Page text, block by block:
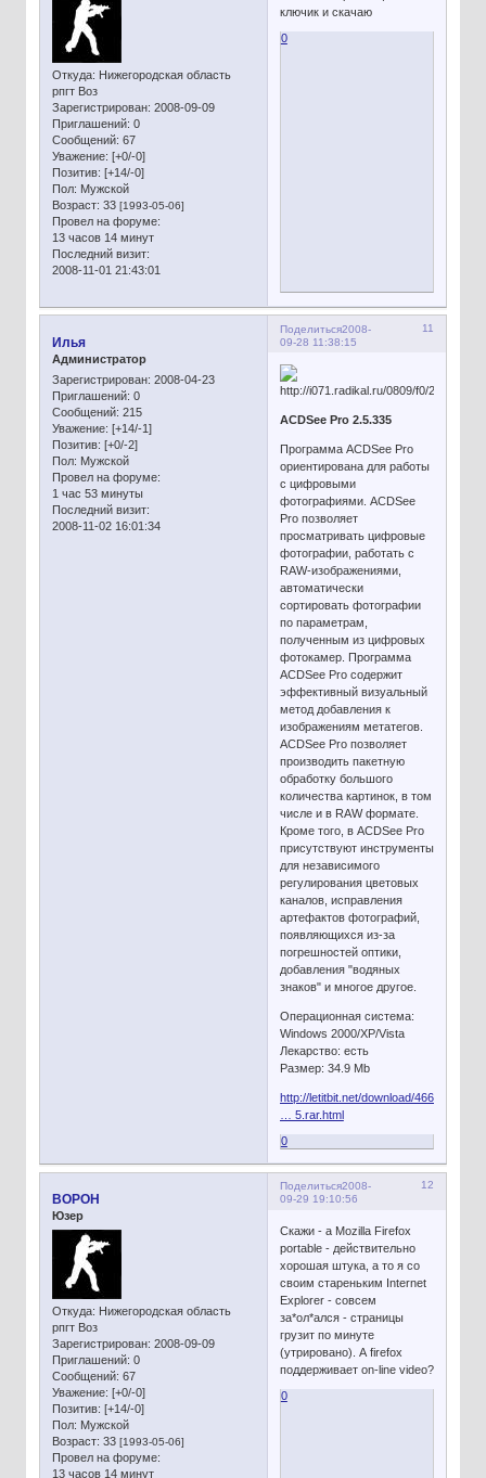
Откуда: Нижегородская область
рпгт Воз
Зарегистрирован: 2008-09-09
Приглашений: 0
Сообщений: 67
Уважение: [+0/-0]
Позитив: [+14/-0]
Пол: Мужской
Возраст: 33 [1993-05-06]
Провел на форуме:
13 часов 14 минут
Последний визит:
2008-11-01 21:43:01
ключик и скачаю
0
Поделиться 11
2008-
09-28 11:38:15
Илья
Администратор
Зарегистрирован: 2008-04-23
Приглашений: 0
Сообщений: 215
Уважение: [+14/-1]
Позитив: [+0/-2]
Пол: Мужской
Провел на форуме:
1 час 53 минуты
Последний визит:
2008-11-02 16:01:34
ACDSee Pro 2.5.335
Программа ACDSee Pro
ориентирована для работы
с цифровыми
фотографиями. ACDSee
Pro позволяет
просматривать цифровые
фотографии, работать с
RAW-изображениями,
автоматически
сортировать фотографии
по параметрам,
полученным из цифровых
фотокамер. Программа
ACDSee Pro содержит
эффективный визуальный
метод добавления к
изображениям метатегов.
ACDSee Pro позволяет
производить пакетную
обработку большого
количества картинок, в том
числе и в RAW формате.
Кроме того, в ACDSee Pro
присутствуют инструменты
для независимого
регулирования цветовых
каналов, исправления
артефактов фотографий,
появляющихся из-за
погрешностей оптики,
добавления "водяных
знаков" и многое другое.
Операционная система:
Windows 2000/XP/Vista
Лекарство: есть
Размер: 34.9 Mb
http://letitbit.net/download/4665483360
… 5.rar.html
0
Поделиться 12
2008-
09-29 19:10:56
BOPOH
Юзер
Откуда: Нижегородская область
рпгт Воз
Зарегистрирован: 2008-09-09
Приглашений: 0
Сообщений: 67
Уважение: [+0/-0]
Позитив: [+14/-0]
Пол: Мужской
Возраст: 33 [1993-05-06]
Провел на форуме:
13 часов 14 минут
Скажи - а Mozilla Firefox
portable - действительно
хорошая штука, а то я со
своим стареньким Internet
Explorer - совсем
за*ол*ался - страницы
грузит по минуте
(утрировано). А firefox
поддерживает on-line video?
0